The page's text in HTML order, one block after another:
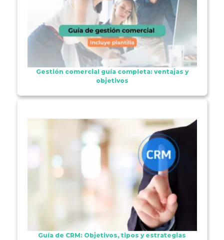
Gestión comercial guía completa: ventajas y
objetivos
Guía de CRM: Objetivos, tipos y estrategias